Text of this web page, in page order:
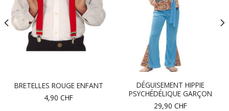
BRETELLES ROUGE ENFANT
4,90 CHF
DÉGUISEMENT HIPPIE
PSYCHÉDÉLIQUE GARÇON
29,90 CHF